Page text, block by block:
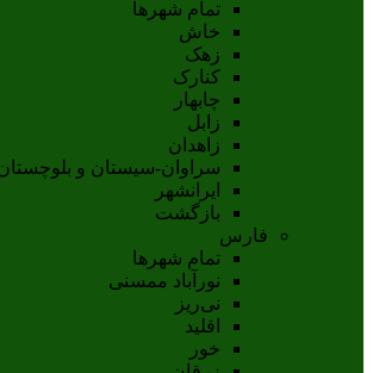
تمام شهر‌ها
خاش
زهک
کنارک
چابهار
زابل
زاهدان
سراوان-سيستان و بلوچستان
ايرانشهر
بازگشت
فارس
تمام شهر‌ها
نورآباد ممسنی
نی‌ریز
اقلید
خور